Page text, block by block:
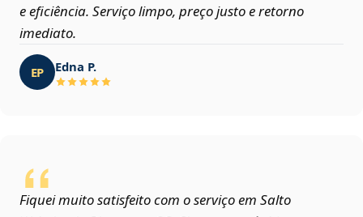
e eficiência. Serviço limpo, preço justo e retorno
imediato.
EP Edna P.
Fiquei muito satisfeito com o serviço em Salto